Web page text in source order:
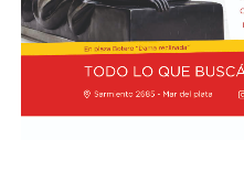
El presidente viajó
integrada por el canciller
general de la Presidencia,